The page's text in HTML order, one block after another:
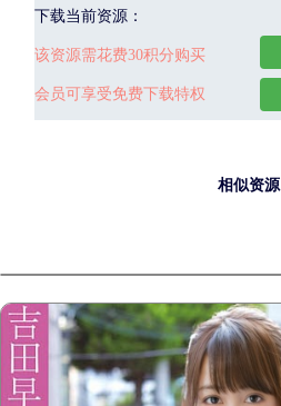
下载当前资源：
该资源需花费30积分购买
会员可享受免费下载特权
相似资源